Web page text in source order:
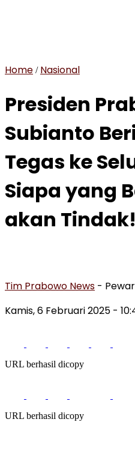
Home / Nasional
Presiden
Subianto
Tegas ke
Siapa yang
akan Tindak!
Tim Prabowo News -
Kamis, 6 Februari 2025 -
URL berhasil dicopy
URL berhasil dicopy